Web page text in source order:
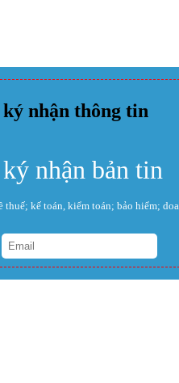
nhận thông tin
nhận bản tin
thuế; kế toán, kiểm toán; bảo hiểm;